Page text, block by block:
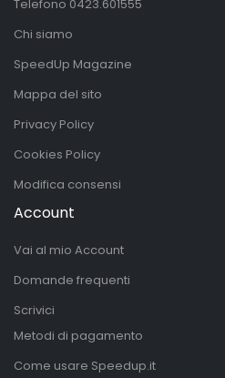
Telefono 0423.601555
Chi siamo
SpeedUp Magazine
Mappa del sito
Privacy Policy
Cookies Policy
Modifica consensi
Account
Vai al mio Account
Domande frequenti
Scrivici
Metodi di pagamento
Come usare Speedup.it